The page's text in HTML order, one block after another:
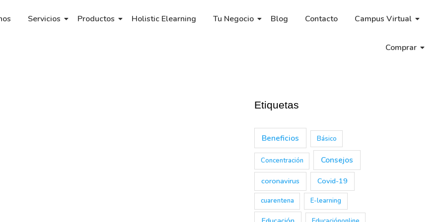
Servicios Productos Holistic Elearning Tu Negocio Blog Contacto Campus Virtual
Comprar
Etiquetas
Beneficios Básico
Concentración Consejos
coronavirus Covid-19
cuarentena E-learning